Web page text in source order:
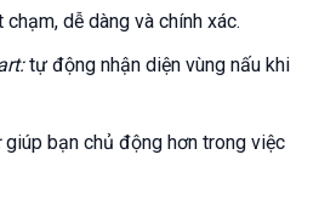
dễ dàng và chính xác.
tự động nhận diện vùng nấu khi
giúp bạn chủ động hơn trong việc